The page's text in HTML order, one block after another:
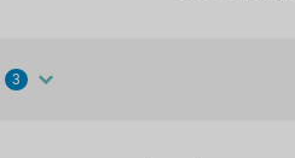
3